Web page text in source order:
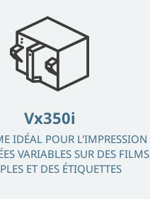
Vx350i
IDÉAL POUR L'IMPRESSION
VARIABLES SUR DES FILMS
ET DES ÉTIQUETTES